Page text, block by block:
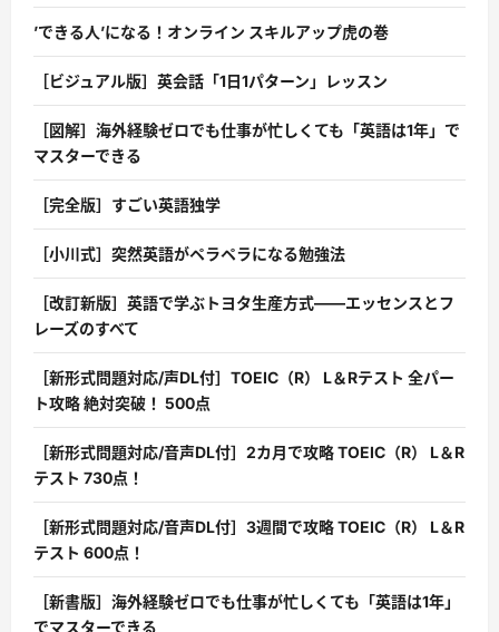
’できる人’になる！オンライン スキルアップ虎の巻
［ビジュアル版］英会話「1日1パターン」レッスン
［図解］海外経験ゼロでも仕事が忙しくても「英語は1年」で
マスターできる
［完全版］すごい英語独学
［小川式］突然英語がペラペラになる勉強法
［改訂新版］英語で学ぶトヨタ生産方式――エッセンスとフ
レーズのすべて
［新形式問題対応/声DL付］TOEIC（R） L＆Rテスト 全パー
ト攻略 絶対突破！ 500点
［新形式問題対応/音声DL付］2カ月で攻略 TOEIC（R） L＆R
テスト 730点！
［新形式問題対応/音声DL付］3週間で攻略 TOEIC（R） L＆R
テスト 600点！
［新書版］海外経験ゼロでも仕事が忙しくても「英語は1年」
でマスターできる